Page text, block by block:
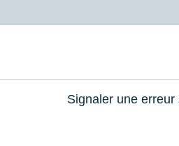
Signaler une